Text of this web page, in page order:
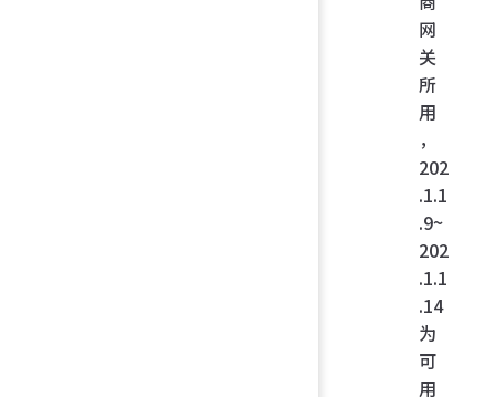
网
关
所
用
，
202
.1.1
.9~
202
.1.1
.14
为
可
用